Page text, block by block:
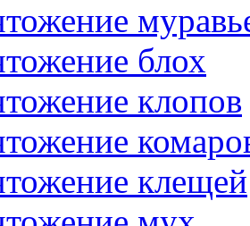
блох
клопов
клещей